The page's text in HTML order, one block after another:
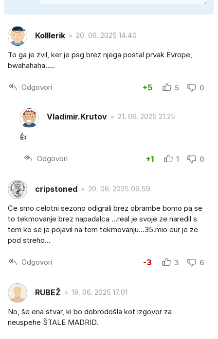
Kolllerik 20. 06. 2025 14.40
To ga je zvil, ker je psg brez njega postal prvak Evrope,
bwahahaha.....
Odgovori +5 5 0
Vladimir.Krutov 21. 06. 2025 21.25
👍
Odgovori +1 1 0
cripstoned 20. 06. 2025 09.59
Ce smo celotni sezono odigrali brez obrambe bomo pa se
to tekmovanje brez napadalca ...real je svoje ze naredil s
tem ko se je pojavil na tem tekmovanju...35.mio eur je ze
pod streho...
Odgovori -3 3 6
RUBEŽ 19. 06. 2025 17.01
No, še ena stvar, ki bo dobrodošla kot izgovor za
neuspehe ŠTALE MADRID.